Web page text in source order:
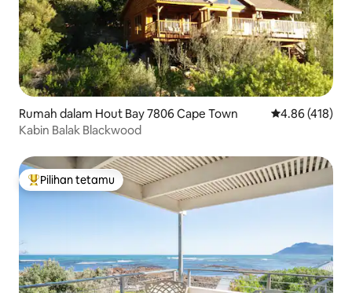
Rumah dalam Hout Bay 7806 Cape Town Penarafan
4.86 (418)
Kabin Balak Blackwood
Pilihan utama tetamu
Pilihan tetamu